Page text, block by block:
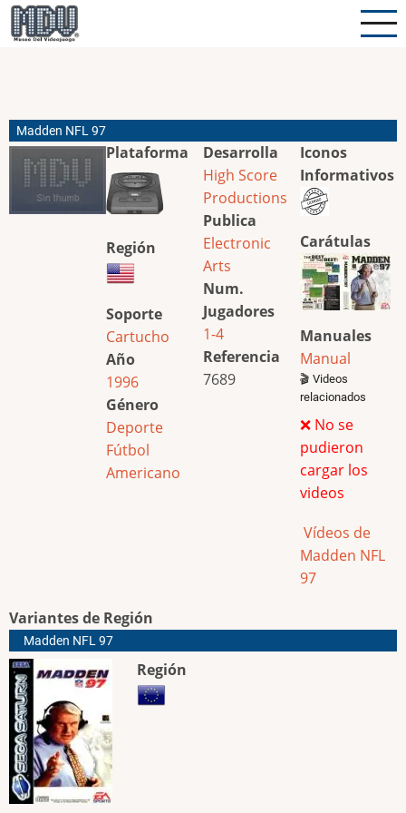
Pasar
al
Madden NFL 97
Plataforma
Región
Soporte
Cartucho
Año
1996
Género
Deporte
Fútbol
Americano
Desarrolla
High Score
Productions
Publica
Electronic
Arts
Num.
Jugadores
1-4
Referencia
7689
Iconos
Informativos
Carátulas
Manuales
Manual
🎬 Videos
relacionados
❌ No se
pudieron
cargar los
videos
Vídeos de
Madden NFL
97
Variantes de Región
Madden NFL 97
Región